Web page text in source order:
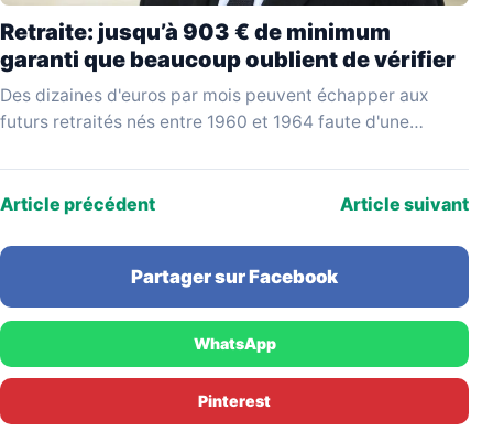
Retraite: jusqu’à 903 € de minimum
garanti que beaucoup oublient de vérifier
Des dizaines d'euros par mois peuvent échapper aux
futurs retraités nés entre 1960 et 1964 faute d'une
Article précédent Article suivant
Partager sur Facebook
WhatsApp
Pinterest